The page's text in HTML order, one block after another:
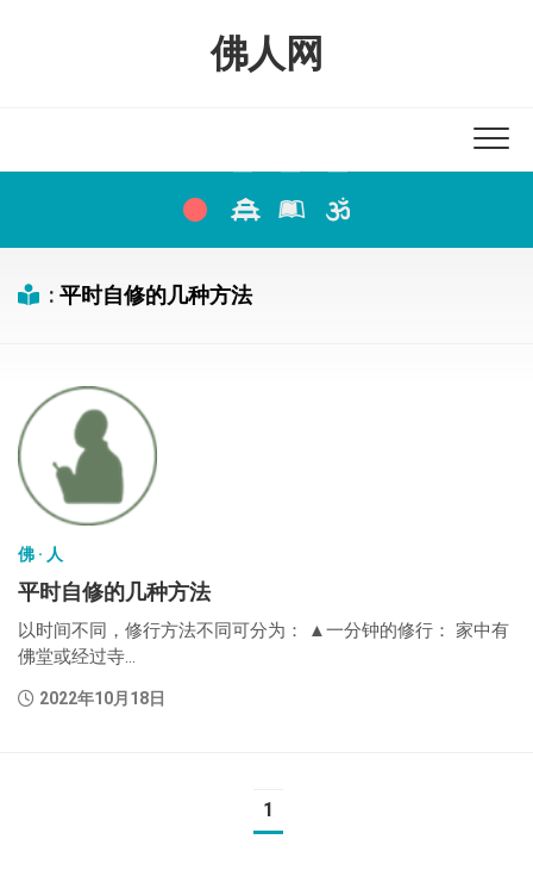
佛人网
: 平时自修的几种方法
佛 · 人
平时自修的几种方法
以时间不同，修行方法不同可分为： ▲一分钟的修行： 家中有
佛堂或经过寺...
2022年10月18日
1